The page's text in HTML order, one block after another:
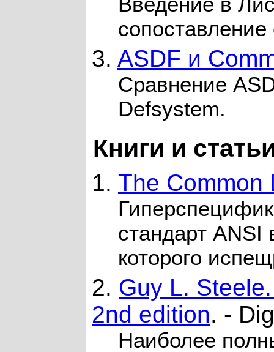
3. ASDF и
Сравнение
Defsystem.
Книги и
1. The Common
стандарт
которого
2. Guy L.
2nd edition. -
Наиболее